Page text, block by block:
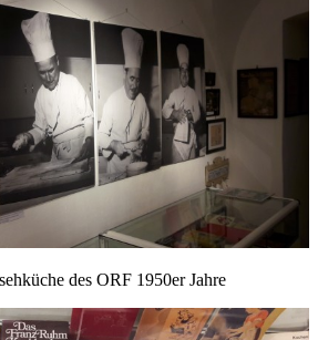
des ORF 1950er Jahre